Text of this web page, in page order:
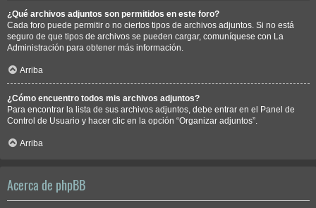
¿Qué archivos adjuntos son permitidos en este foro?
Cada foro puede permitir o no ciertos tipos de archivos adjuntos. Si no está
seguro de que tipos de archivos se pueden cargar, comuníquese con La
Administración para obtener más información.
Arriba
¿Cómo encuentro todos mis archivos adjuntos?
Para encontrar la lista de sus archivos adjuntos, debe entrar en el Panel de
Control de Usuario y hacer clic en la opción “Organizar adjuntos”.
Arriba
Acerca de phpBB